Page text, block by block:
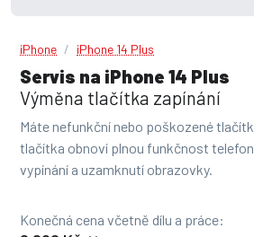
iPhone iPhone 14 Plus
Servis na iPhone 14 Plus
Výměna tlačítka zapínání
Máte nefunkční nebo poškozené
tlačítka obnoví plnou funkčnost
vypínání a uzamknutí obrazovky.
Konečná cena včetně dílu a práce: